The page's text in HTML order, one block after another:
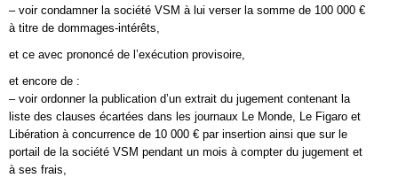
– voir condamner la société VSM à lui verser la somme de 100 000 €
à titre de dommages-intérêts,
et ce avec prononcé de l’exécution provisoire,
et encore de :
– voir ordonner la publication d’un extrait du jugement contenant la
liste des clauses écartées dans les journaux Le Monde, Le Figaro et
Libération à concurrence de 10 000 € par insertion ainsi que sur le
portail de la société VSM pendant un mois à compter du jugement et
à ses frais,